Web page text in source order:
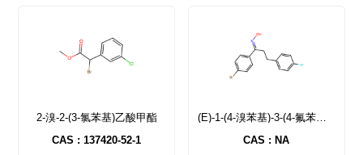
2-溴-2-(3-氯苯基)乙酸甲酯
CAS : 137420-52-1
(E)-1-(4-溴苯基)-3-(4-氟苯基)丙-1-酮肟
CAS : NA